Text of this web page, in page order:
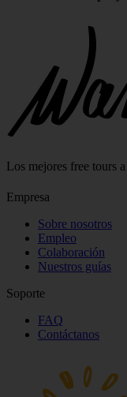
Los mejores free tours
Empresa
Sobre nosotros
Empleo
Colaboración
Nuestros guías
Soporte
FAQ
Contáctanos